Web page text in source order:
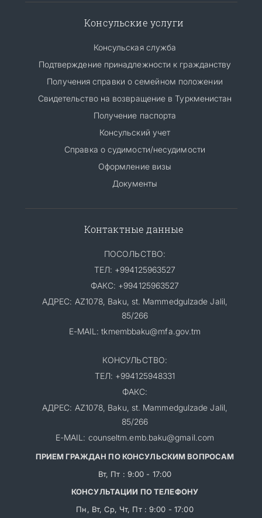
Консульские услуги
Консульская служба
Подтверждение принадлежности к гражданству
Получения справки о семейном положении
Свидетельство на возвращение в Туркменистан
Получение паспорта
Консульский учет
Справка о судимости/несудимости
Оформление визы
Документы
Контактные данные
ПОСОЛЬСТВО:
ТЕЛ: +994125963527
ФАКС: +994125963527
АДРЕС: AZ1078, Baku, st. Mammedgulzade Jalil,
85/266
E-MAIL: tkmembbaku@mfa.gov.tm
КОНСУЛЬСТВО:
ТЕЛ: +994125948331
ФАКС:
АДРЕС: AZ1078, Baku, st. Mammedgulzade Jalil,
85/266
E-MAIL: counseltm.emb.baku@gmail.com
ПРИЕМ ГРАЖДАН ПО КОНСУЛЬСКИМ ВОПРОСАМ
Вт, Пт : 9:00 - 17:00
КОНСУЛЬТАЦИИ ПО ТЕЛЕФОНУ
Пн, Вт, Ср, Чт, Пт : 9:00 - 17:00